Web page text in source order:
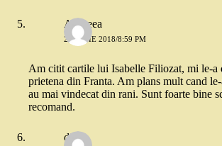
Andreea
27 IUNIE 2018/8:59 PM
Am citit cartile lui Isabelle Filiozat, mi le-a
prietena din Franta. Am plans mult cand
au mai vindecat din rani. Sunt foarte bine
recomand.
dia